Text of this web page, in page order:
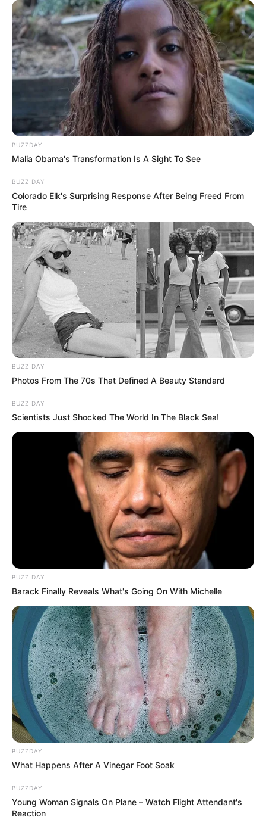
BUZZDAY
Malia Obama's Transformation Is A Sight To See
BUZZ DAY
Colorado Elk's Surprising Response After Being Freed From
Tire
BUZZ DAY
Photos From The 70s That Defined A Beauty Standard
BUZZ DAY
Scientists Just Shocked The World In The Black Sea!
BUZZ DAY
Barack Finally Reveals What's Going On With Michelle
BUZZDAY
What Happens After A Vinegar Foot Soak
BUZZDAY
Young Woman Signals On Plane – Watch Flight Attendant's
Reaction